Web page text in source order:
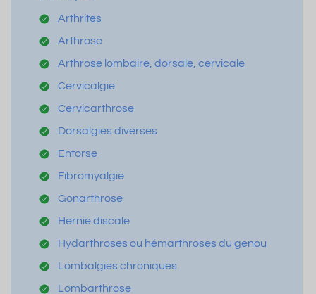
Arthrites
Arthrose
Arthrose lombaire, dorsale, cervicale
Cervicalgie
Cervicarthrose
Dorsalgies diverses
Entorse
Fibromyalgie
Gonarthrose
Hernie discale
Hydarthroses ou hémarthroses du genou
Lombalgies chroniques
Lombarthrose